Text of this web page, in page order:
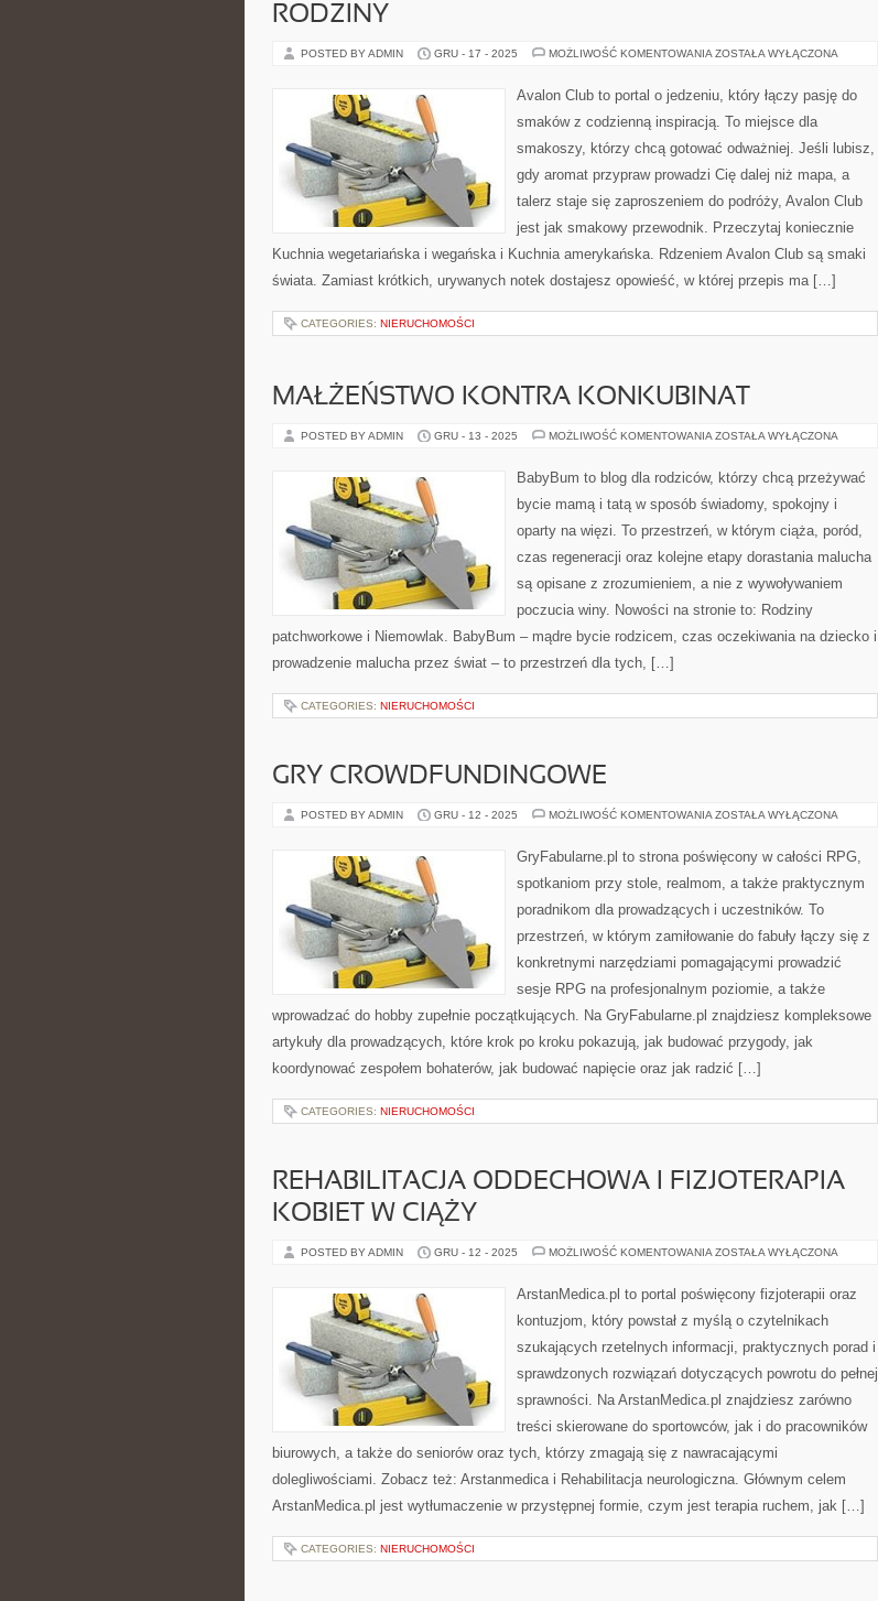
RODZINY
POSTED BY ADMIN GRU - 17 - 2025 MOŻLIWOŚĆ KOMENTOWANIA NAJLEPSZE
AMERYCE
POŁUDNIOWEJ
KUCHNIA
DZIECI
CAŁEJ
RODZINY
ZOSTAŁA WYŁĄCZONA
Avalon Club to portal o jedzeniu, który łączy pasję do
smaków z codzienną inspiracją. To miejsce dla
smakoszy, którzy chcą gotować odważniej. Jeśli lubisz,
gdy aromat przypraw prowadzi Cię dalej niż mapa, a
talerz staje się zaproszeniem do podróży, Avalon Club
jest jak smakowy przewodnik. Przeczytaj koniecznie
Kuchnia wegetariańska i wegańska i Kuchnia amerykańska. Rdzeniem Avalon Club są smaki
świata. Zamiast krótkich, urywanych notek dostajesz opowieść, w której przepis ma […]
CATEGORIES: NIERUCHOMOŚCI
MAŁŻEŃSTWO KONTRA KONKUBINAT
POSTED BY ADMIN GRU - 13 - 2025 MOŻLIWOŚĆ KOMENTOWANIA MAŁŻEŃSTWO
ZOSTAŁA WYŁĄCZONA
BabyBum to blog dla rodziców, którzy chcą przeżywać
bycie mamą i tatą w sposób świadomy, spokojny i
oparty na więzi. To przestrzeń, w którym ciąża, poród,
czas regeneracji oraz kolejne etapy dorastania malucha
są opisane z zrozumieniem, a nie z wywoływaniem
poczucia winy. Nowości na stronie to: Rodziny
patchworkowe i Niemowlak. BabyBum – mądre bycie rodzicem, czas oczekiwania na dziecko i
prowadzenie malucha przez świat – to przestrzeń dla tych, […]
CATEGORIES: NIERUCHOMOŚCI
GRY CROWDFUNDINGOWE
POSTED BY ADMIN GRU - 12 - 2025 MOŻLIWOŚĆ KOMENTOWANIA GRY
ZOSTAŁA WYŁĄCZONA
GryFabularne.pl to strona poświęcony w całości RPG,
spotkaniom przy stole, realmom, a także praktycznym
poradnikom dla prowadzących i uczestników. To
przestrzeń, w którym zamiłowanie do fabuły łączy się z
konkretnymi narzędziami pomagającymi prowadzić
sesje RPG na profesjonalnym poziomie, a także
wprowadzać do hobby zupełnie początkujących. Na GryFabularne.pl znajdziesz kompleksowe
artykuły dla prowadzących, które krok po kroku pokazują, jak budować przygody, jak
koordynować zespołem bohaterów, jak budować napięcie oraz jak radzić […]
CATEGORIES: NIERUCHOMOŚCI
REHABILITACJA ODDECHOWA I FIZJOTERAPIA
KOBIET W CIĄŻY
POSTED BY ADMIN GRU - 12 - 2025 MOŻLIWOŚĆ KOMENTOWANIA REHABILITACJA
FIZJOTERAPIA
KOBIET
CIĄŻY
ZOSTAŁA WYŁĄCZONA
ArstanMedica.pl to portal poświęcony fizjoterapii oraz
kontuzjom, który powstał z myślą o czytelnikach
szukających rzetelnych informacji, praktycznych porad i
sprawdzonych rozwiązań dotyczących powrotu do pełnej
sprawności. Na ArstanMedica.pl znajdziesz zarówno
treści skierowane do sportowców, jak i do pracowników
biurowych, a także do seniorów oraz tych, którzy zmagają się z nawracającymi
dolegliwościami. Zobacz też: Arstanmedica i Rehabilitacja neurologiczna. Głównym celem
ArstanMedica.pl jest wytłumaczenie w przystępnej formie, czym jest terapia ruchem, jak […]
CATEGORIES: NIERUCHOMOŚCI